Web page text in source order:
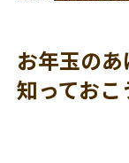
お年玉の
知っておこ